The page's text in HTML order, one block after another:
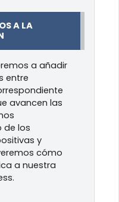
A LA
a añadir
entre
avancen las
de los
y
cómo
a nuestra